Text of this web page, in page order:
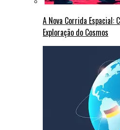
A Nova Corrida Espacial:
Exploração do Cosmos